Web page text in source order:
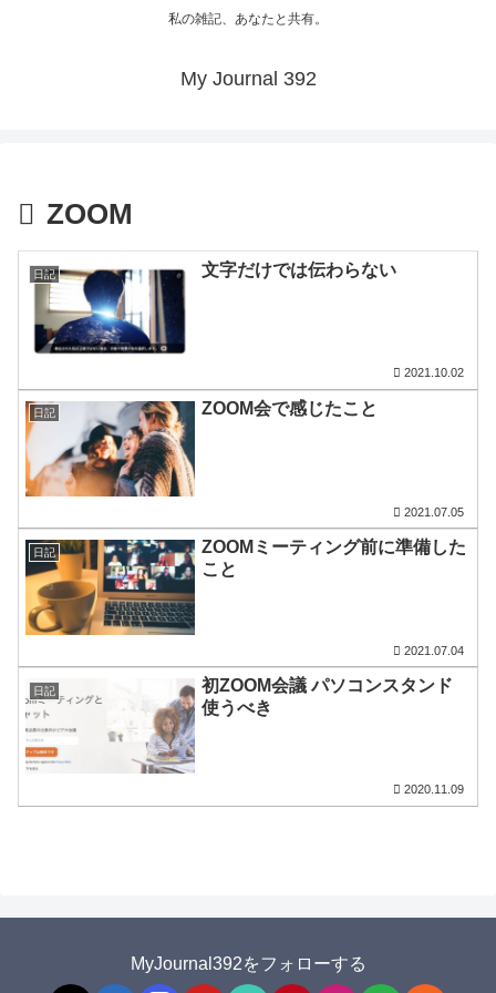
私の雑記、あなたと共有。
My Journal 392
ZOOM
日記 文字だけでは伝わらない
2021.10.02
日記 ZOOM会で感じたこと
2021.07.05
日記
ZOOMミーティング前に準備した
こと
2021.07.04
日記
初ZOOM会議 パソコンスタンド
使うべき
2020.11.09
MyJournal392をフォローする